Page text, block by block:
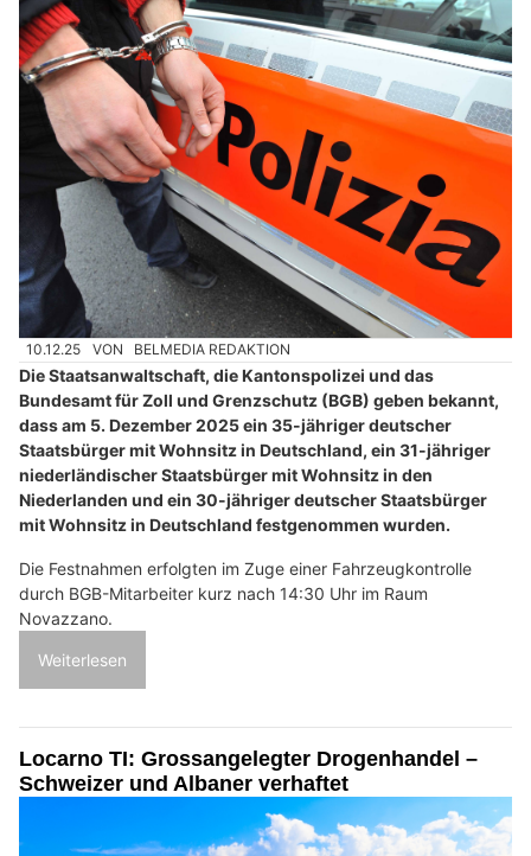
10.12.25 VON BELMEDIA REDAKTION
Die Staatsanwaltschaft, die Kantonspolizei und das
Bundesamt für Zoll und Grenzschutz (BGB) geben bekannt,
dass am 5. Dezember 2025 ein 35-jähriger deutscher
Staatsbürger mit Wohnsitz in Deutschland, ein 31-jähriger
niederländischer Staatsbürger mit Wohnsitz in den
Niederlanden und ein 30-jähriger deutscher Staatsbürger
mit Wohnsitz in Deutschland festgenommen wurden.
Die Festnahmen erfolgten im Zuge einer Fahrzeugkontrolle
durch BGB-Mitarbeiter kurz nach 14:30 Uhr im Raum
Novazzano.
Weiterlesen
Locarno TI: Grossangelegter Drogenhandel –
Schweizer und Albaner verhaftet